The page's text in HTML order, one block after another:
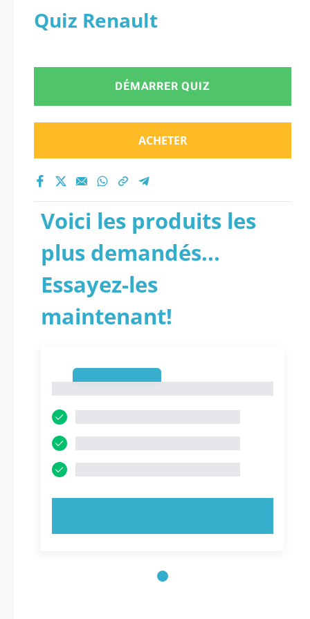
Quiz Renault
DÉMARRER QUIZ
ACHETER
Voici les produits les
plus demandés...
Essayez-les
maintenant!